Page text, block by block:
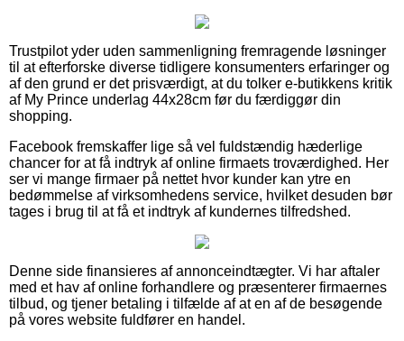
Trustpilot yder uden sammenligning fremragende løsninger
til at efterforske diverse tidligere konsumenters erfaringer og
af den grund er det prisværdigt, at du tolker e-butikkens kritik
af My Prince underlag 44x28cm før du færdiggør din
shopping.
Facebook fremskaffer lige så vel fuldstændig hæderlige
chancer for at få indtryk af online firmaets troværdighed. Her
ser vi mange firmaer på nettet hvor kunder kan ytre en
bedømmelse af virksomhedens service, hvilket desuden bør
tages i brug til at få et indtryk af kundernes tilfredshed.
Denne side finansieres af annonceindtægter. Vi har aftaler
med et hav af online forhandlere og præsenterer firmaernes
tilbud, og tjener betaling i tilfælde af at en af de besøgende
på vores website fuldfører en handel.